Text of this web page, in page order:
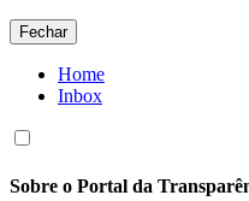
Fechar
Home
Inbox
Sobre o Portal da